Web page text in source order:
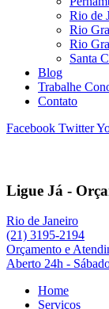
Rio de
Rio
Rio
Santa
Blog
Trabalhe
Contato
Facebook Twitter
Ligue Já -
Rio de Janeiro
(21) 3195-2194
Orçamento e
Aberto 24h -
Home
Serviços